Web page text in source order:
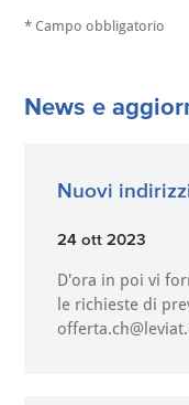
News e
Nuovi
24 ott 2023
D'ora in poi vi
le richieste di